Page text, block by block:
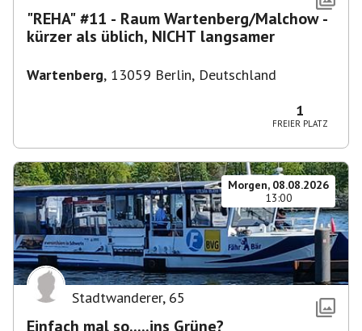
"REHA" #11 - Raum Wartenberg/Malchow -
kürzer als üblich, NICHT langsamer
Wartenberg, 13059 Berlin, Deutschland
1
FREIER PLATZ
Morgen, 08.08.2026
13:00
Stadtwanderer, 65
Einfach mal so.....ins Grüne?